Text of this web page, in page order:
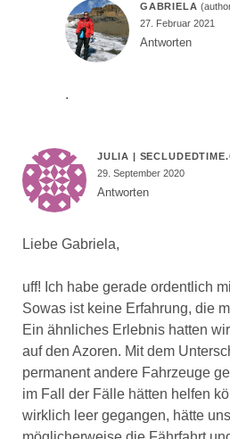
GABRIELA
27. Februar 2021
Antworten
.
JULIA |
29. September 2020
Antworten
Liebe Gabriela,
uff! Ich habe gerade ordentlich
Sowas ist keine Erfahrung, die
Ein ähnliches Erlebnis hatten
auf den Azoren. Mit dem
permanent andere Fahrzeuge
im Fall der Fälle hätten helfen
wirklich leer gegangen, hätte